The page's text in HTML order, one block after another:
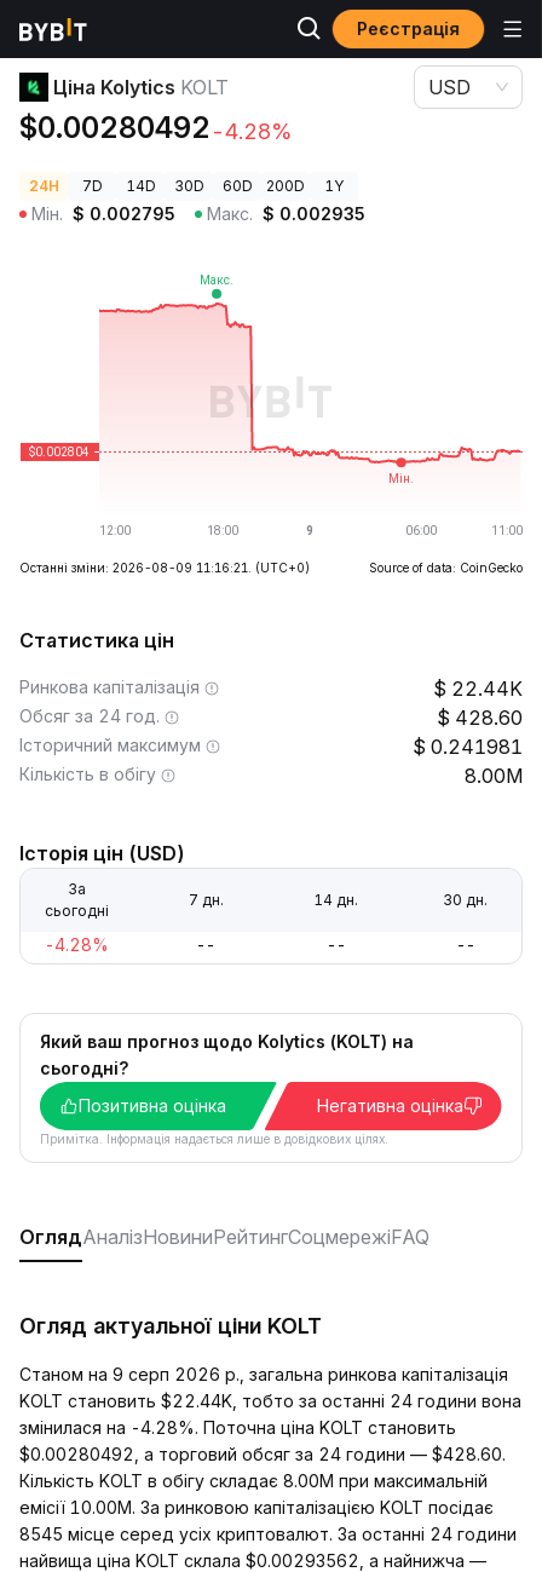
Реєстрація
Ціни криптовалют Ціна Kolytics KOLT
Ціна Kolytics KOLT
$0.00280492 -4.28%
USD
24H 7D 14D 30D 60D 200D 1Y
Мін. $ 0.002795 Макс. $ 0.002935
Останні зміни: 2026-08-09 11:16:21. (UTC+0) Source of data: CoinGecko
Статистика цін
Ринкова капіталізація 22.44K
Обсяг за 24 год. 428.60
Історичний максимум 0.241981
Кількість в обігу 8.00M
Історія цін (USD)
За
сьогодні
7 дн. 14 дн. 30 дн.
-4.28% -- -- --
Який ваш прогноз щодо Kolytics (KOLT) на
сьогодні?
Позитивна оцінка
Негативна оцінка
Примітка. Інформація надається лише в довідкових цілях.
ОглядАналізНовиниРейтингСоцмережіFAQ
Огляд актуальної ціни KOLT
Станом на 9 серп 2026 р., загальна ринкова капіталізація
KOLT становить $22.44K, тобто за останні 24 години вона
змінилася на -4.28%. Поточна ціна KOLT становить
$0.00280492, а торговий обсяг за 24 години — $428.60.
Кількість KOLT в обігу складає 8.00M при максимальній
емісії 10.00M. За ринковою капіталізацією KOLT посідає
8545 місце серед усіх криптовалют. За останні 24 години
найвища ціна KOLT склала $0.00293562, а найнижча —